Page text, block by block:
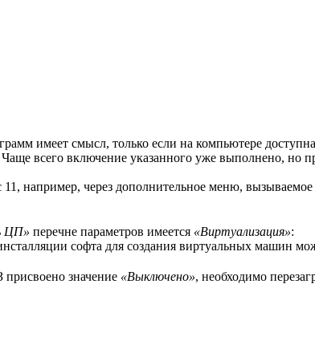
имеет смысл, только если на компьютере
всего включение указанного уже выполнено, но
например, через дополнительное меню,
ЦП» перечне параметров имеется «Виртуализация»:
софта для создания виртуальных машин
присвоено значение «Выключено», необходимо